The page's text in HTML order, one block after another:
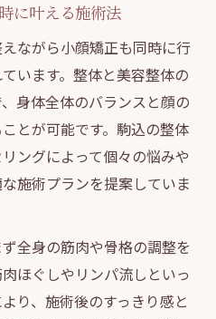
に叶える施術法
ながら小顔矯正も同時に行
います。整体と美容整体の
身体全体のバランスと顔の
とが可能です。駒込の整体
ングによって個々の悩みや
施術プランを提案していま
全身の筋肉や骨格の調整を
ほぐしやリンパ流しといっ
り、施術後のすっきり感と